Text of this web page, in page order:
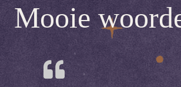
Mooie